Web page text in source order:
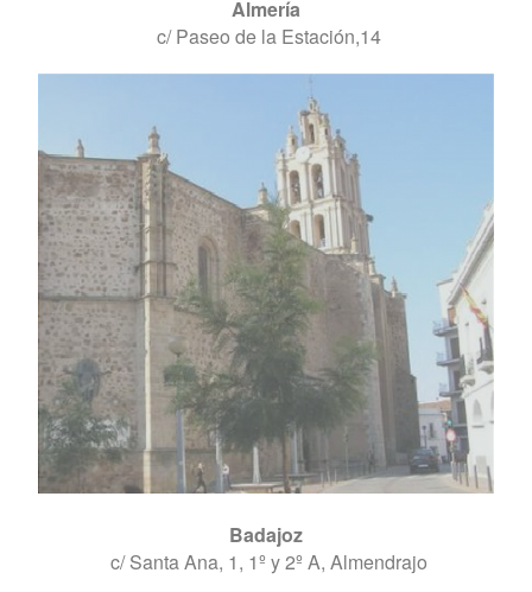
Almería
c/ Paseo de la Estación,14
Badajoz
c/ Santa Ana, 1, 1º y 2º A, Almendrajo